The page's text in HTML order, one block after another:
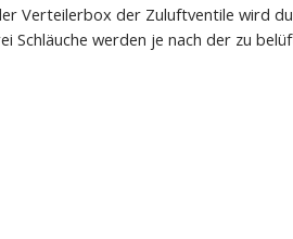
Verteilerbox der Zuluftventile wird
Schläuche werden je nach der zu